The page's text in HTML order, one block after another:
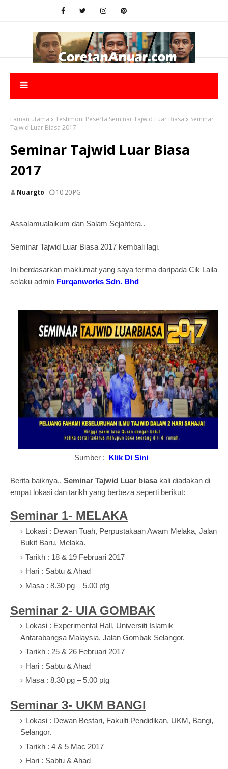
Laman utama Testimoni Peserta Seminar Tajwid Luar Biasa
Seminar
Tajwid Luar Biasa 2017
Seminar Tajwid Luar Biasa
2017
Nuargto 10:20 PG
Assalamualaikum dan Salam Sejahtera..
Seminar Tajwid Luar Biasa 2017 kembali lagi.
Ini berdasarkan maklumat yang saya terima daripada Cik Laila
selaku admin Furqanworks Sdn. Bhd
Sumber : Klik Di Sini
Berita baiknya.. Seminar Tajwid Luar biasa kali diadakan di
empat lokasi dan tarikh yang berbeza seperti berikut:
Seminar 1- MELAKA
Lokasi : Dewan Tuah, Perpustakaan Awam Melaka, Jalan
Bukit Baru, Melaka.
Tarikh : 18 & 19 Februari 2017
Hari : Sabtu & Ahad
Masa : 8.30 pg – 5.00 ptg
Seminar 2- UIA GOMBAK
Lokasi : Experimental Hall, Universiti Islamik
Antarabangsa Malaysia, Jalan Gombak Selangor.
Tarikh : 25 & 26 Februari 2017
Hari : Sabtu & Ahad
Masa : 8.30 pg – 5.00 ptg
Seminar 3- UKM BANGI
Lokasi : Dewan Bestari, Fakulti Pendidikan, UKM, Bangi,
Selangor.
Tarikh : 4 & 5 Mac 2017
Hari : Sabtu & Ahad